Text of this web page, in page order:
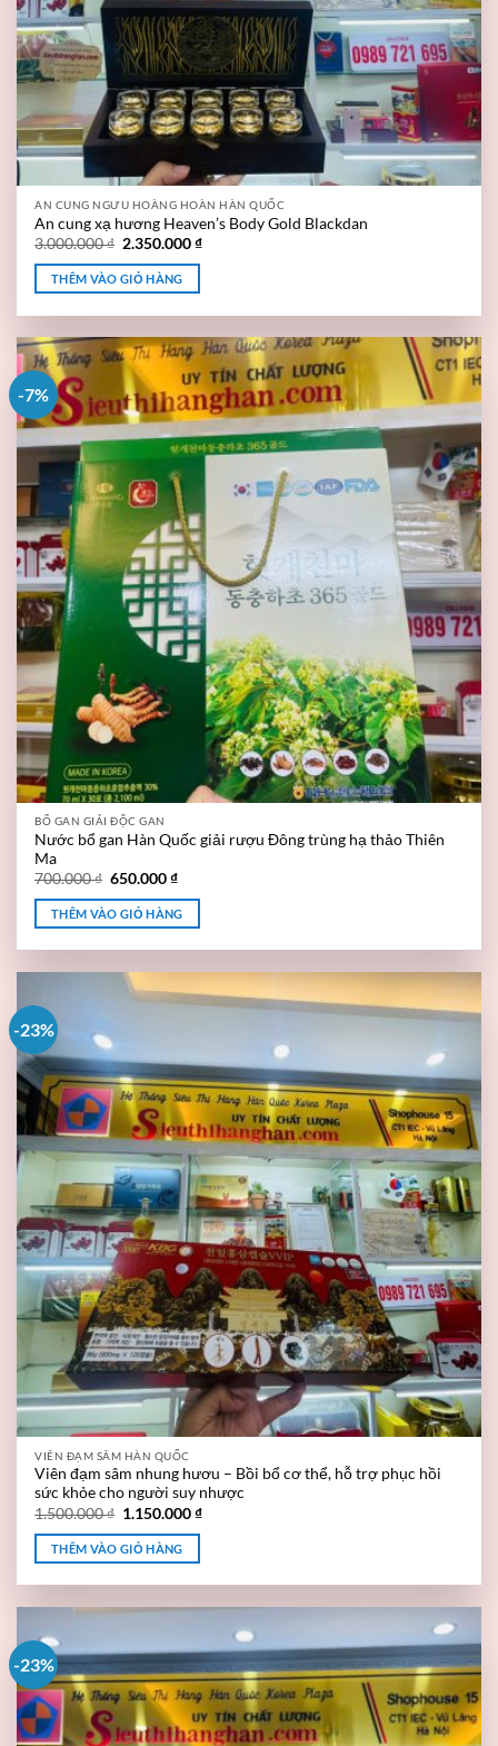
AN CUNG NGƯU HOÀNG HOÀN HÀN QUỐC
An cung xạ hương Heaven’s Body Gold Blackdan
3.000.000₫ 2.350.000₫
THÊM VÀO GIỎ HÀNG
-7%
BỔ GAN GIẢI ĐỘC GAN
Nước bổ gan Hàn Quốc giải rượu Đông trùng hạ thảo Thiên
Ma
700.000₫ 650.000₫
THÊM VÀO GIỎ HÀNG
-23%
VIÊN ĐẠM SÂM HÀN QUỐC
Viên đạm sâm nhung hươu – Bồi bổ cơ thể, hỗ trợ phục hồi
sức khỏe cho người suy nhược
1.500.000₫ 1.150.000₫
THÊM VÀO GIỎ HÀNG
-23%